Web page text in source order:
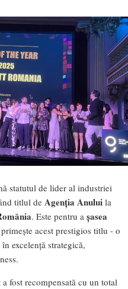
statutul de lider al industriei
titlul de Agenția Anului la
. Este pentru a șasea
acest prestigios titlu - o
excelență strategică,
fost recompensată cu un total